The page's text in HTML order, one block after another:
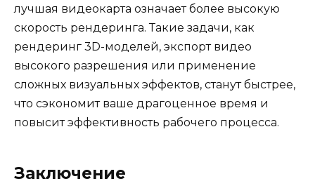
лучшая видеокарта означает более высокую
скорость рендеринга. Такие задачи, как
рендеринг 3D-моделей, экспорт видео
высокого разрешения или применение
сложных визуальных эффектов, станут быстрее,
что сэкономит ваше драгоценное время и
повысит эффективность рабочего процесса.
Заключение